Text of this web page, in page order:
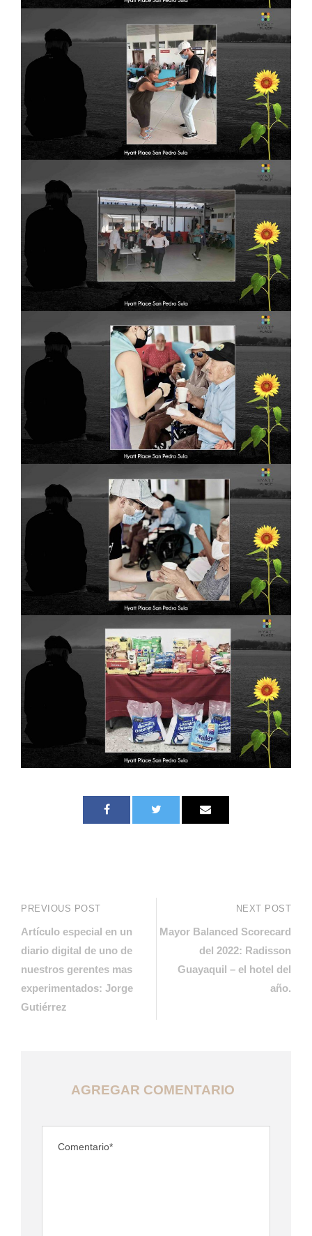
PREVIOUS POST
Artículo especial en un
diario digital de uno de
nuestros gerentes mas
experimentados: Jorge
Gutiérrez
NEXT POST
Mayor Balanced Scorecard
del 2022: Radisson
Guayaquil – el hotel del
año.
AGREGAR COMENTARIO